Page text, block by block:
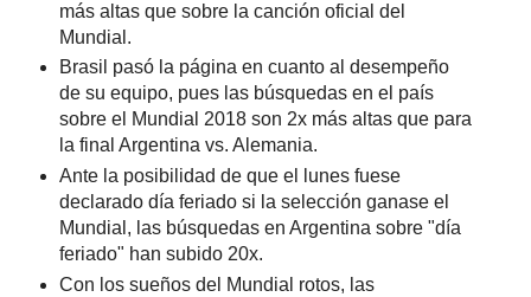
más altas que sobre la canción oficial del
Mundial.
Brasil pasó la página en cuanto al desempeño
de su equipo, pues las búsquedas en el país
sobre el Mundial 2018 son 2x más altas que para
la final Argentina vs. Alemania.
Ante la posibilidad de que el lunes fuese
declarado día feriado si la selección ganase el
Mundial, las búsquedas en Argentina sobre "día
feriado" han subido 20x.
Con los sueños del Mundial rotos, las